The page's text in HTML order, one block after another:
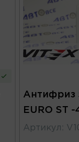
Антифриз
EURO ST
Артикул :